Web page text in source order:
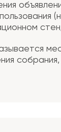
собрания,